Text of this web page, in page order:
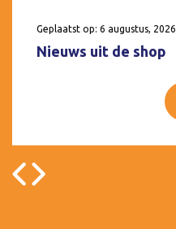
Geplaatst op: 6 augustus, 2026
Nieuws uit de shop